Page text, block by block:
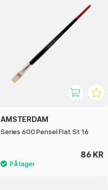
AMSTERDAM
Series 600 Pensel Flat St 16
86 KR